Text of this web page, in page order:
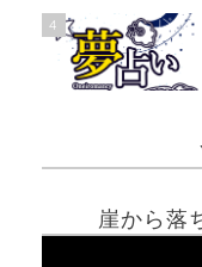
4
崖から落